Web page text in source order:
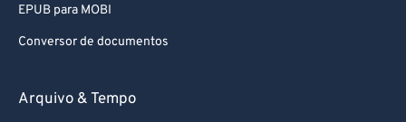
EPUB para MOBI
Conversor de documentos
Arquivo & Tempo